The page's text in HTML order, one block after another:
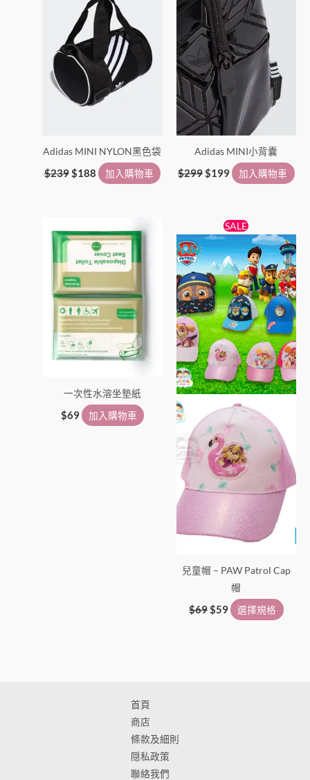
Adidas MINI NYLON黑色袋
$239 $188 加入購物車
Adidas MINI小背囊
$299$199 加入購物車
一次性水溶坐墊紙
$69 加入購物車
SALE
兒童帽 – PAW Patrol Cap
帽
$69
始
格：
$69。
$59
目
前
價
格：
$59。
選擇規格
產
品
有
多
種
款
式。
可
在
產
面
選
擇
選
首頁
商店
條款及細則
隠私政策
聯絡我們